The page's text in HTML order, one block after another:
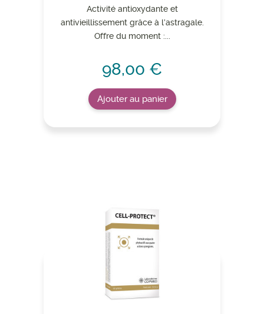
Activité antioxydante et
antivieillissement grâce à l’astragale.
Offre du moment :...
98,00 €
Ajouter au panier